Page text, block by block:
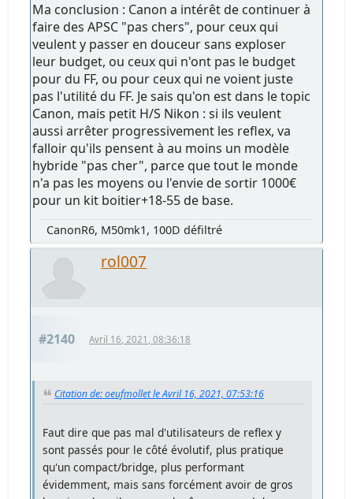
Ma conclusion : Canon a intérêt de continuer à
faire des APSC "pas chers", pour ceux qui
veulent y passer en douceur sans exploser
leur budget, ou ceux qui n'ont pas le budget
pour du FF, ou pour ceux qui ne voient juste
pas l'utilité du FF. Je sais qu'on est dans le topic
Canon, mais petit H/S Nikon : si ils veulent
aussi arrêter progressivement les reflex, va
falloir qu'ils pensent à au moins un modèle
hybride "pas cher", parce que tout le monde
n'a pas les moyens ou l'envie de sortir 1000€
pour un kit boitier+18-55 de base.
CanonR6, M50mk1, 100D défiltré
rol007
#2140 Avril 16, 2021, 08:36:18
Citation de: oeufmollet le Avril 16, 2021, 07:53:16
Faut dire que pas mal d'utilisateurs de reflex y
sont passés pour le côté évolutif, plus pratique
qu'un compact/bridge, plus performant
évidemment, mais sans forcément avoir de gros